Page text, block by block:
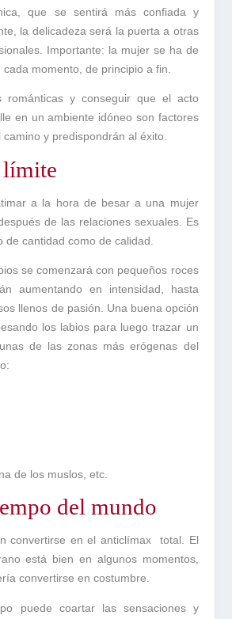
que se sentirá más confiada
y
la delicadeza será la puerta a otras
Importante: la mujer se ha de
cada momento, de principio a fin.
románticas y conseguir que el acto
en un ambiente idóneo son factores
y predispondrán al éxito.
límite
a la hora de besar a una mujer
de las relaciones sexuales. Es
de cantidad como de calidad.
se comenzará con pequeños roces
aumentando en intensidad, hasta
llenos de pasión. Una buena opción
los labios para luego trazar un
de laszonas más erógenas del
de los muslos, etc.
del mundo
convertirse en el anticlímax
total. El
está bien en algunos momentos,
convertirse en costumbre.
puede coartar las sensaciones y